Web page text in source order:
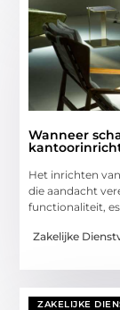
Wanneer
Het inrichten
die aandacht
functionaliteit,
Zakelijke
ZAKELIJKE